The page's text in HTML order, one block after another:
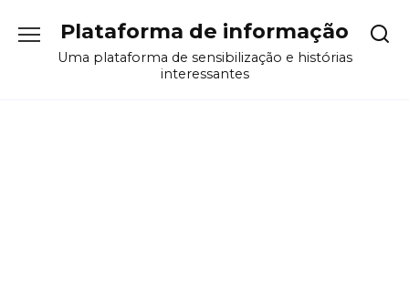
содержанию
Plataforma de informação
Uma plataforma de sensibilização e histórias
interessantes